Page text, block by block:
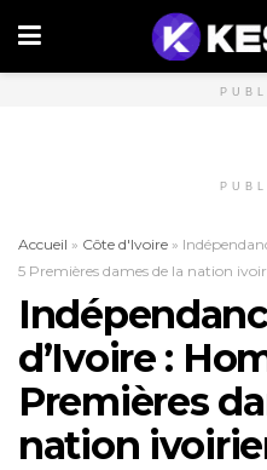
Accueil » Côte d'Ivoire »
5 Premières dames de la nation
d’Ivoire :
Premières
nation